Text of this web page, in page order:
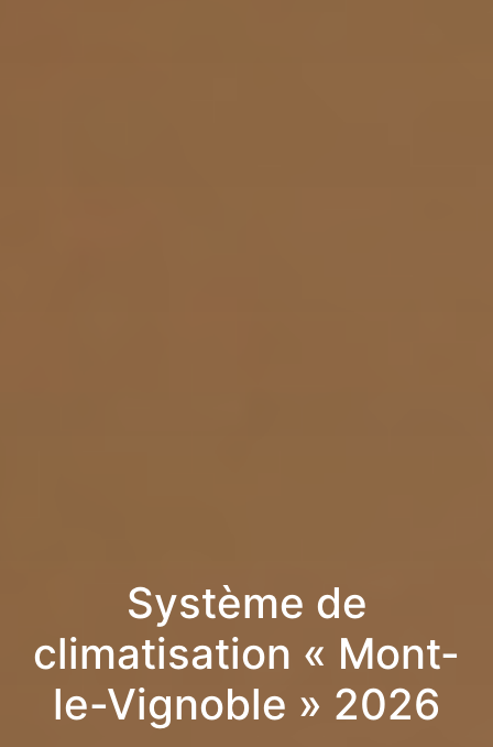
Système de
climatisation « Mont-
le-Vignoble » 2026